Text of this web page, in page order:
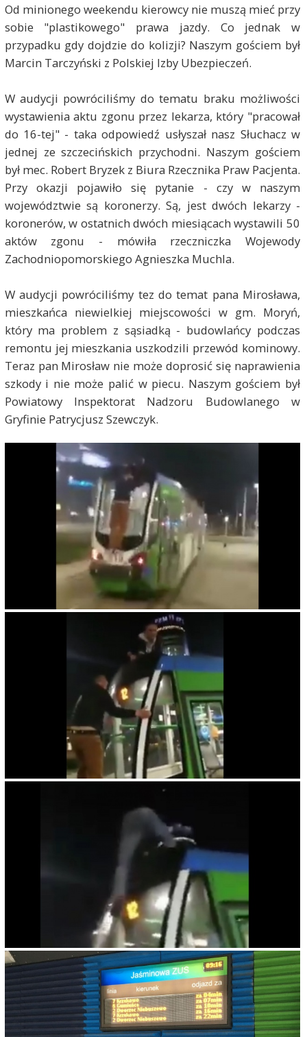
Od minionego weekendu kierowcy nie muszą mieć przy
sobie "plastikowego" prawa jazdy. Co jednak w
przypadku gdy dojdzie do kolizji? Naszym gościem był
Marcin Tarczyński z Polskiej Izby Ubezpieczeń.
W audycji powróciliśmy do tematu braku możliwości
wystawienia aktu zgonu przez lekarza, który "pracował
do 16-tej" - taka odpowiedź usłyszał nasz Słuchacz w
jednej ze szczecińskich przychodni. Naszym gościem
był mec. Robert Bryzek z Biura Rzecznika Praw Pacjenta.
Przy okazji pojawiło się pytanie - czy w naszym
województwie są koronerzy. Są, jest dwóch lekarzy -
koronerów, w ostatnich dwóch miesiącach wystawili 50
aktów zgonu - mówiła rzeczniczka Wojewody
Zachodniopomorskiego Agnieszka Muchla.
W audycji powróciliśmy tez do temat pana Mirosława,
mieszkańca niewielkiej miejscowości w gm. Moryń,
który ma problem z sąsiadką - budowlańcy podczas
remontu jej mieszkania uszkodzili przewód kominowy.
Teraz pan Mirosław nie może doprosić się naprawienia
szkody i nie może palić w piecu. Naszym gościem był
Powiatowy Inspektorat Nadzoru Budowlanego w
Gryfinie Patrycjusz Szewczyk.